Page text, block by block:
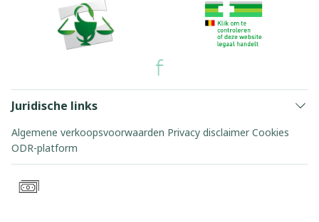
Juridische links
Algemene verkoopsvoorwaarden Privacy disclaimer Cookies
ODR-platform